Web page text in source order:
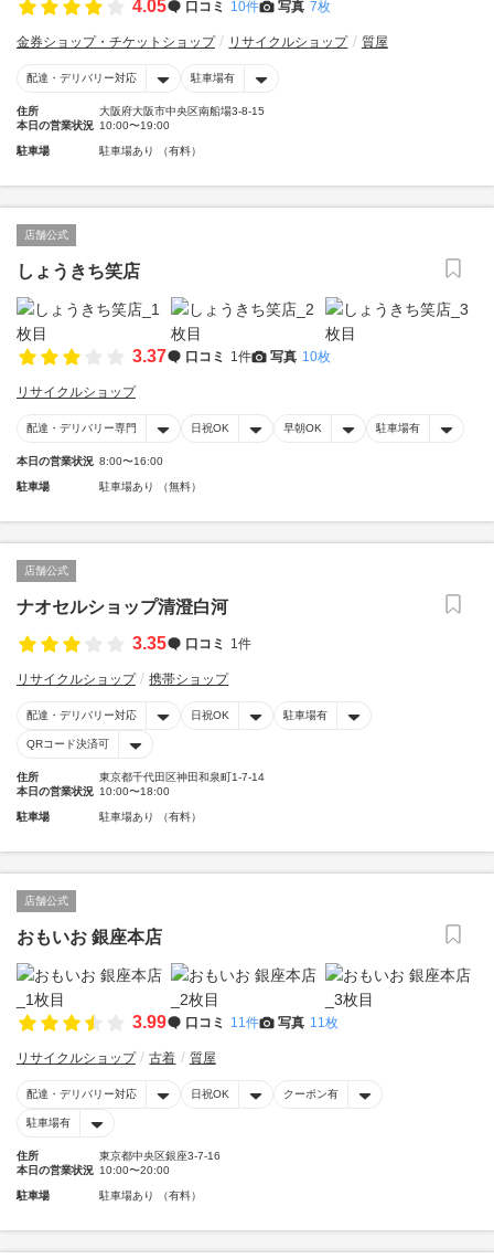
4.05 口コミ 10件 写真 7枚
金券ショップ・チケットショップ リサイクルショップ 質屋
配達・デリバリー対応 駐車場有
住所
大阪府大阪市中央区南船場3-8-15
本日の営業状況 10:00〜19:00
駐車場 駐車場あり （有料）
店舗公式
しょうきち笑店
3.37 口コミ 1件 写真 10枚
リサイクルショップ
配達・デリバリー専門 日祝OK 早朝OK 駐車場有
本日の営業状況 8:00〜16:00
駐車場 駐車場あり （無料）
店舗公式
ナオセルショップ清澄白河
3.35
口コミ 1件
リサイクルショップ 携帯ショップ
配達・デリバリー対応 日祝OK 駐車場有
QRコード決済可
住所
東京都千代田区神田和泉町1-7-14
本日の営業状況 10:00〜18:00
駐車場 駐車場あり （有料）
店舗公式
おもいお 銀座本店
3.99 口コミ 11件 写真 11枚
リサイクルショップ 古着 質屋
配達・デリバリー対応 日祝OK クーポン有
駐車場有
住所
東京都中央区銀座3-7-16
本日の営業状況 10:00〜20:00
駐車場 駐車場あり （有料）